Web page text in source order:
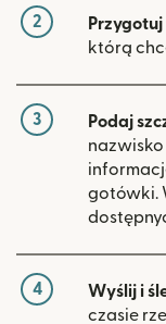
2
którą
3 Podaj
gotówki.
4 Wyślij i
czasie